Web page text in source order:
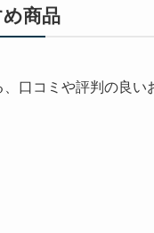
商品
口コミや評判の良い